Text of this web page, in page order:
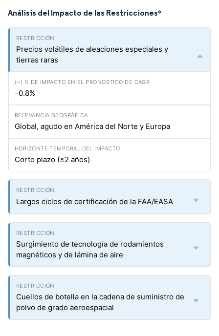
Análisis del Impacto de las Restricciones*
Precios volátiles de aleaciones especiales y
tierras raras
–0.8%
Global, agudo en América del Norte y Europa
Corto plazo (≤2 años)
Largos ciclos de certificación de la FAA/EASA
Surgimiento de tecnología de rodamientos
magnéticos y de lámina de aire
Cuellos de botella en la cadena de suministro de
polvo de grado aeroespacial